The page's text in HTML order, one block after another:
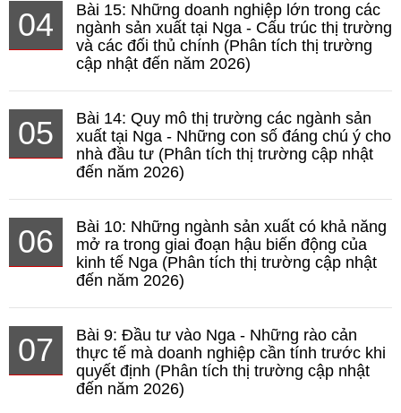
04
Bài 15: Những doanh nghiệp lớn trong các
ngành sản xuất tại Nga - Cấu trúc thị trường
và các đối thủ chính (Phân tích thị trường
cập nhật đến năm 2026)
05
Bài 14: Quy mô thị trường các ngành sản
xuất tại Nga - Những con số đáng chú ý cho
nhà đầu tư (Phân tích thị trường cập nhật
đến năm 2026)
06
Bài 10: Những ngành sản xuất có khả năng
mở ra trong giai đoạn hậu biến động của
kinh tế Nga (Phân tích thị trường cập nhật
đến năm 2026)
07
Bài 9: Đầu tư vào Nga - Những rào cản
thực tế mà doanh nghiệp cần tính trước khi
quyết định (Phân tích thị trường cập nhật
đến năm 2026)